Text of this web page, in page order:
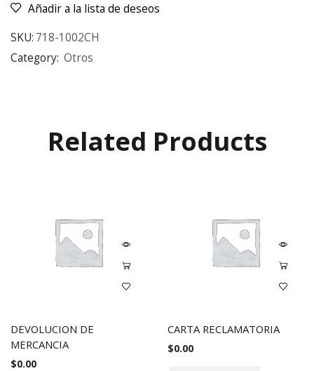
Añadir a la lista de deseos
SKU: 718-1002CH
Category: Otros
Related Products
DEVOLUCION DE
MERCANCIA
$0.00
CARTA RECLAMATORIA
$0.00